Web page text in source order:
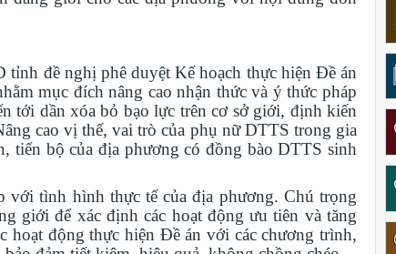
đề nghị phê duyệt Kế hoạch thực hiện Đề án
mục đích nâng cao nhận thức và ý thức pháp
tới dần xóa bỏ bạo lực trên cơ sở giới, định kiến
cao vị thế, vai trò của phụ nữ DTTS trong gia
tiến bộ của địa phương có đồng bào DTTS sinh
với tình hình thực tế của địa phương. Chú trọng
giới để xác định các hoạt động ưu tiên và tăng
hoạt động thực hiện Đề án với các chương trình,